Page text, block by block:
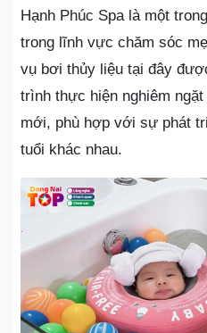
Hạnh Phúc Spa là một
trong lĩnh vực chăm sóc
vụ bơi thủy liệu tại đây
trình thực hiện nghiêm
mới, phù hợp với sự phát
tuổi khác nhau.